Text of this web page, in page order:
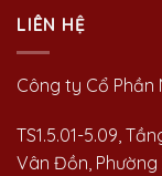
LIÊN HỆ
Công ty Cổ Phần
TS1.5.01-5.09,
Vân Đồn, Phường